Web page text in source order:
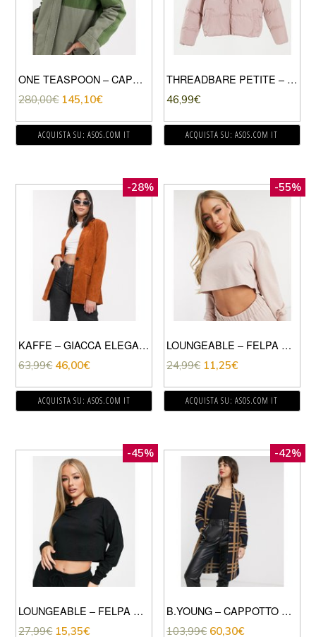
ONE TEASPOON – CAPPOTTO OVERSIZE KAKI CON DETTAGLI A CONTRASTO IN MONTONE SINTETICO-VERDE
280,00€ 145,10€
ACQUISTA SU: ASOS.COM IT
THREADBARE PETITE – PIUMINO CON CAPPUCCIO-ROSA
46,99€
ACQUISTA SU: ASOS.COM IT
-28%
KAFFE – GIACCA ELEGANTE OVERSIZE MARRONE
63,99€ 46,00€
ACQUISTA SU: ASOS.COM IT
-55%
LOUNGEABLE – FELPA CORTA MIX & MATCH ROSA CON SPALLE SCOPERTE
24,99€ 11,25€
ACQUISTA SU: ASOS.COM IT
-45%
LOUNGEABLE – FELPA CON CAPPUCCIO DA CASA MIX & MATCH CORTA NERA-NERO
27,99€ 15,35€
-42%
B.YOUNG – CAPPOTTO A QUADRI CON CINTURA-MULTICOLORE
103,99€ 60,30€